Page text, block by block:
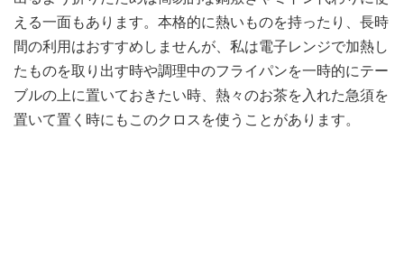
える一面もあります。本格的に熱いものを持ったり、長時
間の利用はおすすめしませんが、私は電子レンジで加熱し
たものを取り出す時や調理中のフライパンを一時的にテー
ブルの上に置いておきたい時、熱々のお茶を入れた急須を
置いて置く時にもこのクロスを使うことがあります。